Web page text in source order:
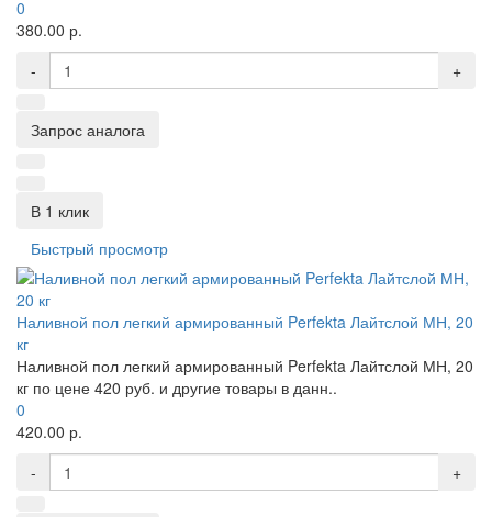
0
380.00 р.
-
+
Запрос аналога
В 1 клик
Быстрый просмотр
Наливной пол легкий армированный Perfekta Лайтслой МН, 20
кг
Наливной пол легкий армированный Perfekta Лайтслой МН, 20
кг по цене 420 руб. и другие товары в данн..
0
420.00 р.
-
+